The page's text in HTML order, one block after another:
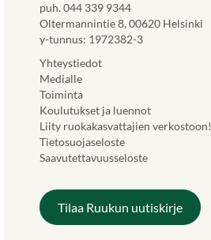
puh. 044 339 9344
Oltermannintie 8, 00620 Helsinki
y-tunnus: 1972382-3
Yhteystiedot
Medialle
Toiminta
Koulutukset ja luennot
Liity ruokakasvattajien verkostoon!
Tietosuojaseloste
Saavutettavuusseloste
Tilaa Ruukun uutiskirje